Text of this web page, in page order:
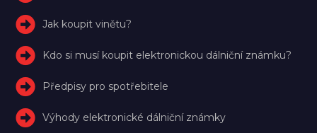
Jak koupit vinětu?
Kdo si musí koupit elektronickou dálniční známku?
Předpisy pro spotřebitele
Výhody elektronické dálniční známky